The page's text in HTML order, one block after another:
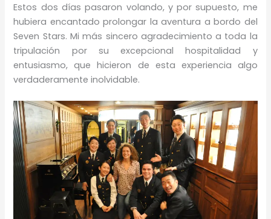
Estos dos días pasaron volando, y por supuesto, me
hubiera encantado prolongar la aventura a bordo del
Seven Stars. Mi más sincero agradecimiento a toda la
tripulación por su excepcional hospitalidad y
entusiasmo, que hicieron de esta experiencia algo
verdaderamente inolvidable.